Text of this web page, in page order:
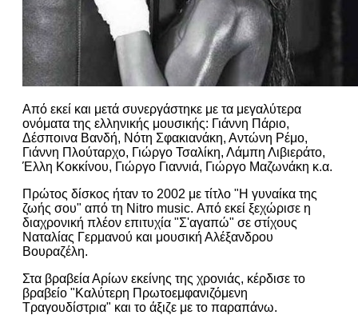
Από εκεί και μετά συνεργάστηκε με τα μεγαλύτερα
ονόματα της ελληνικής μουσικής: Γιάννη Πάριο,
Δέσποινα Βανδή, Νότη Σφακιανάκη, Αντώνη Ρέμο,
Γιάννη Πλούταρχο, Γιώργο Τσαλίκη, Λάμπη Λιβιεράτο,
Έλλη Κοκκίνου, Γιώργο Γιαννιά, Γιώργο Μαζωνάκη κ.α.
Πρώτος δίσκος ήταν το 2002 με τίτλο "Η γυναίκα της
ζωής σου" από τη Nitro music. Από εκεί ξεχώρισε η
διαχρονική πλέον επιτυχία "Σ'αγαπώ" σε στίχους
Ναταλίας Γερμανού και μουσική Αλέξανδρου
Βουραζέλη.
Στα βραβεία Αρίων εκείνης της χρονιάς, κέρδισε το
βραβείο "Καλύτερη Πρωτοεμφανιζόμενη
Τραγουδίστρια" και το άξιζε με το παραπάνω.